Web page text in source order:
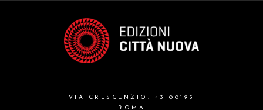
VIA CRESCENZIO, 43 00193
ROMA